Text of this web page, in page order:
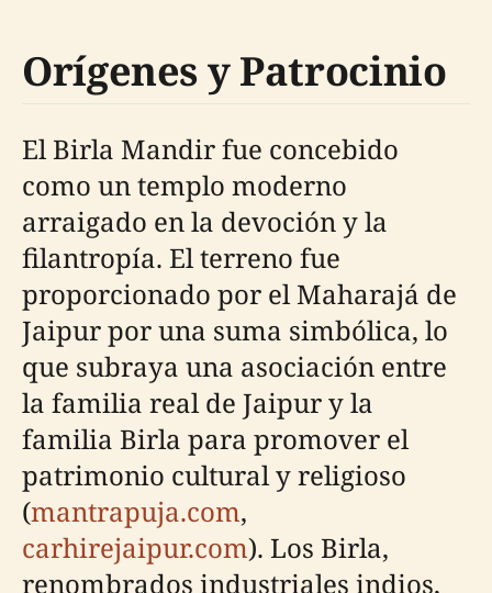
Orígenes y Patrocinio
El Birla Mandir fue concebido
como un templo moderno
arraigado en la devoción y la
filantropía. El terreno fue
proporcionado por el Maharajá de
Jaipur por una suma simbólica, lo
que subraya una asociación entre
la familia real de Jaipur y la
familia Birla para promover el
patrimonio cultural y religioso
(mantrapuja.com,
carhirejaipur.com). Los Birla,
renombrados industriales indios,